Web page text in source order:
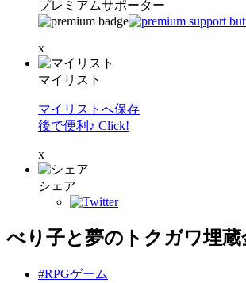
プレミアムサポーター
x
マイリスト
マイリストへ保存
後で便利♪ Click!
x
シェア
べり子と夢のトクガワ埋蔵
#RPGゲーム